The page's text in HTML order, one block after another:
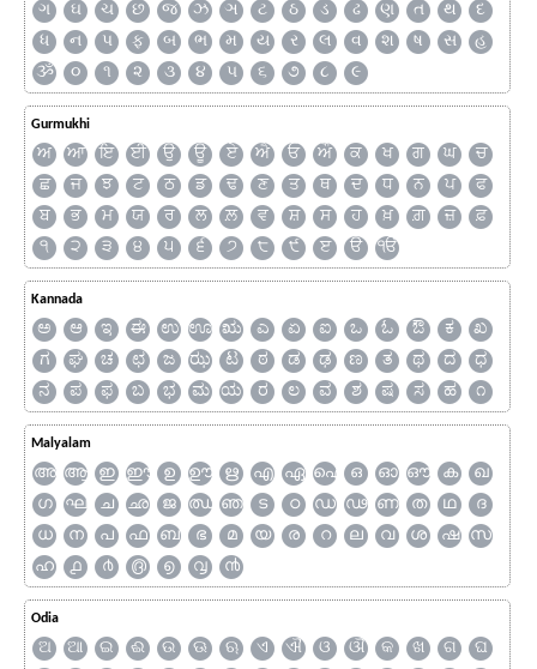
ગ
ઘ ચ છ જ ઝ ઞ ટ ઠ ડ ઢ ણ ત થ
દ
ધ
ન પ ફ બ ભ મ ય ર લ વ શ ષ સ
હ
ૐ
૦ ૧ ૨ ૩ ૪ ૫ ૬ ૭ ૮ ૯
Gurmukhi
ਅ ਆ ਇ ਈ ਉ ਊ ਏ ਐ ਓ ਔ ਕ ਖ ਗ ਘ
ਚ
ਛ
ਜ ਝ ਟ ਠ ਡ ਢ ਣ ਤ ਥ ਦ ਧ ਨ ਪ
ਫ
ਬ
ਭ ਮ ਯ ਰ ਲ ਲ਼ ਵ ਸ਼ ਸ ਹ ਖ਼ ਗ਼ ਜ਼
ਫ਼
੧
੨ ੩ ੪ ੫ ੬ ੭ ੮ ੯ ੲ ੳ ੴ
Kannada
ಅ ಆ ಇ ಈ ಉ ಊ ಋ ಎ ಏ ಐ ಒ ಓ ಔ ಕ
ಖ
ಗ
ಘ ಚ ಛ ಜ ಝ ಟ ಠ ಡ ಢ ಣ ತ ಥ ದ
ಧ
ನ
ಪ ಫ ಬ ಭ ಮ ಯ ರ ಲ ವ ಶ ಷ ಸ ಹ ೧
Malyalam
അ ആ ഇ ഈ ഉ ഊ ഋ എ ഏ ഐ ഒ ഓ ഔ ക
ഖ
ഗ
ഘ ച ഛ ജ ഝ ഞ ട ഠ ഡ ഢ ണ ത ഥ
ദ
ധ
ന പ ഫ ബ ഭ മ യ ര റ ല വ ശ ഷ
സ
ഹ
൧ ൪ ൫ ൭ ൮ ൯
Odia
ଅ ଆ ଇ ଈ ଉ ଊ ଋ ଏ ଐ ଓ ଔ କ ଖ ଗ
ଘ